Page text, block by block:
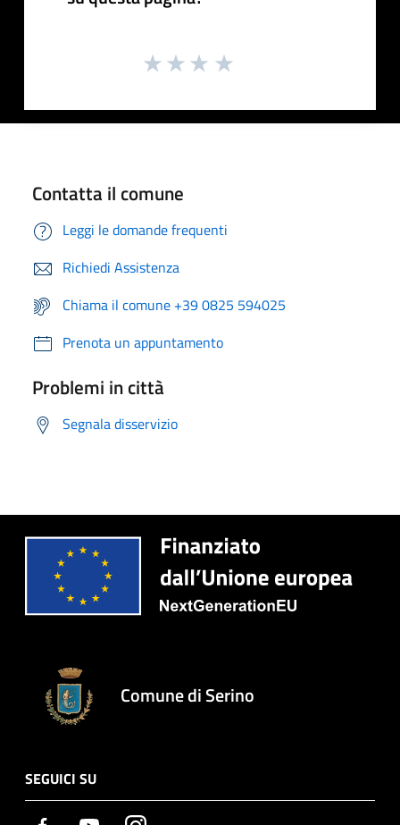
Contatta il comune
Leggi le domande frequenti
Richiedi Assistenza
Chiama il comune +39 0825 594025
Prenota un appuntamento
Problemi in città
Segnala disservizio
Comune di Serino
SEGUICI SU